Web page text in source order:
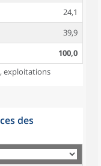
24,1
39,9
100,0
exploitations
des